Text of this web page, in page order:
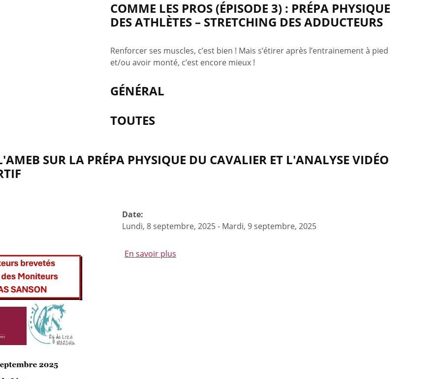
COMME LES PROS (ÉPISODE 3) : PRÉPA PHYSIQUE
DES ATHLÈTES – STRETCHING DES ADDUCTEURS
Renforcer ses muscles, c’est bien ! Mais s’étirer après l’entrainement à pied
et/ou avoir monté, c’est encore mieux !
GÉNÉRAL
TOUTES
SUR LA PRÉPA PHYSIQUE DU CAVALIER ET L'ANALYSE VIDÉO
Date:
Lundi, 8 septembre, 2025- Mardi, 9 septembre, 2025
En savoir plus